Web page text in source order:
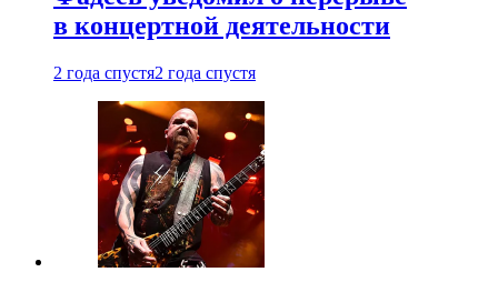
в концертной деятельности
2 года спустя2 года спустя